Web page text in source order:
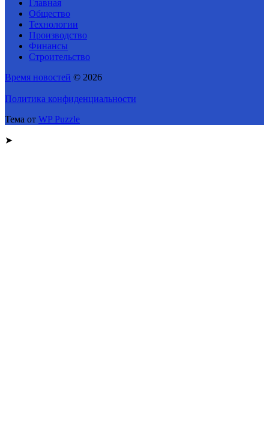
Главная
Общество
Технологии
Производство
Финансы
Строительство
Время новостей © 2026
Политика конфиденциальности
Тема от WP Puzzle
➤